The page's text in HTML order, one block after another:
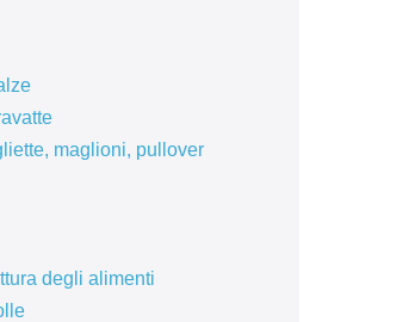
maglioni, pullover
degli alimenti